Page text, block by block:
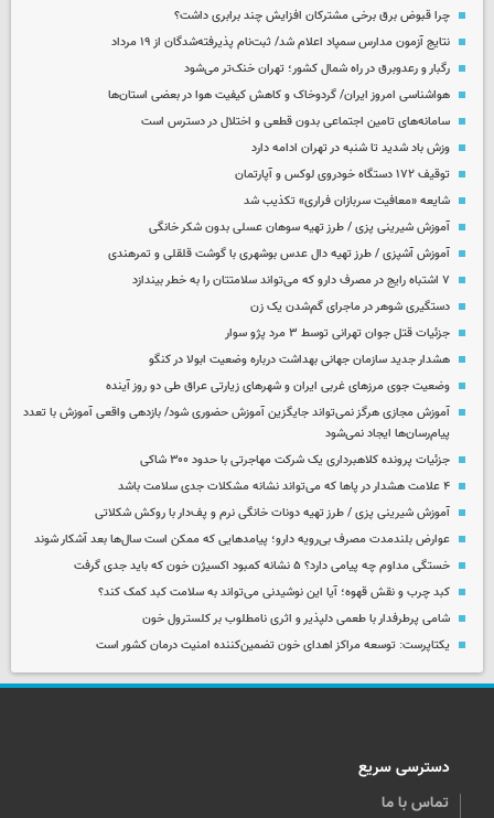
چرا قبوض برق برخی مشترکان افزایش چند برابری داشت؟
نتایج آزمون مدارس سمپاد اعلام شد/ ثبت‌نام پذیرفته‌شدگان از ۱۹ مرداد
رگبار و رعدوبرق در راه شمال کشور؛ تهران خنک‌تر می‌شود
هواشناسی امروز ایران/ گردوخاک و کاهش کیفیت هوا در بعضی استان‌ها
سامانه‌های تامین اجتماعی بدون قطعی و اختلال در دسترس است
وزش باد شدید تا شنبه در تهران ادامه دارد
توقیف ۱۷۲ دستگاه خودروی لوکس و آپارتمان
شایعه «معافیت سربازان فراری» تکذیب شد
آموزش شیرینی پزی / طرز تهیه سوهان عسلی بدون شکر خانگی
آموزش آشپزی / طرز تهیه دال عدس بوشهری با گوشت قلقلی و تمرهندی
۷ اشتباه رایج در مصرف دارو که می‌تواند سلامتتان را به خطر بیندازد
دستگیری شوهر در ماجرای گم‌شدن یک زن
جزئیات قتل جوان تهرانی توسط ۳ مرد پژو سوار
هشدار جدید سازمان جهانی بهداشت درباره وضعیت ابولا در کنگو
وضعیت جوی مرزهای غربی ایران و شهرهای زیارتی عراق طی دو روز آینده
آموزش مجازی هرگز نمی‌تواند جایگزین آموزش حضوری شود/ بازدهی واقعی آموزش با تعدد
پیام‌رسان‌ها ایجاد نمی‌شود
جزئیات پرونده کلاهبرداری یک شرکت مهاجرتی با حدود ۳۰۰ شاکی
۴ علامت هشدار در پاها که می‌تواند نشانه مشکلات جدی سلامت باشد
آموزش شیرینی پزی / طرز تهیه دونات خانگی نرم و پف‌دار با روکش شکلاتی
عوارض بلندمدت مصرف بی‌رویه دارو؛ پیامدهایی که ممکن است سال‌ها بعد آشکار شوند
خستگی مداوم چه پیامی دارد؟ ۵ نشانه کمبود اکسیژن خون که باید جدی گرفت
کبد چرب و نقش قهوه؛ آیا این نوشیدنی می‌تواند به سلامت کبد کمک کند؟
شامی پرطرفدار با طعمی دلپذیر و اثری نامطلوب بر کلسترول خون
یکتاپرست: توسعه مراکز اهدای خون تضمین‌کننده امنیت درمان کشور است
دسترسی سریع
تماس با ما